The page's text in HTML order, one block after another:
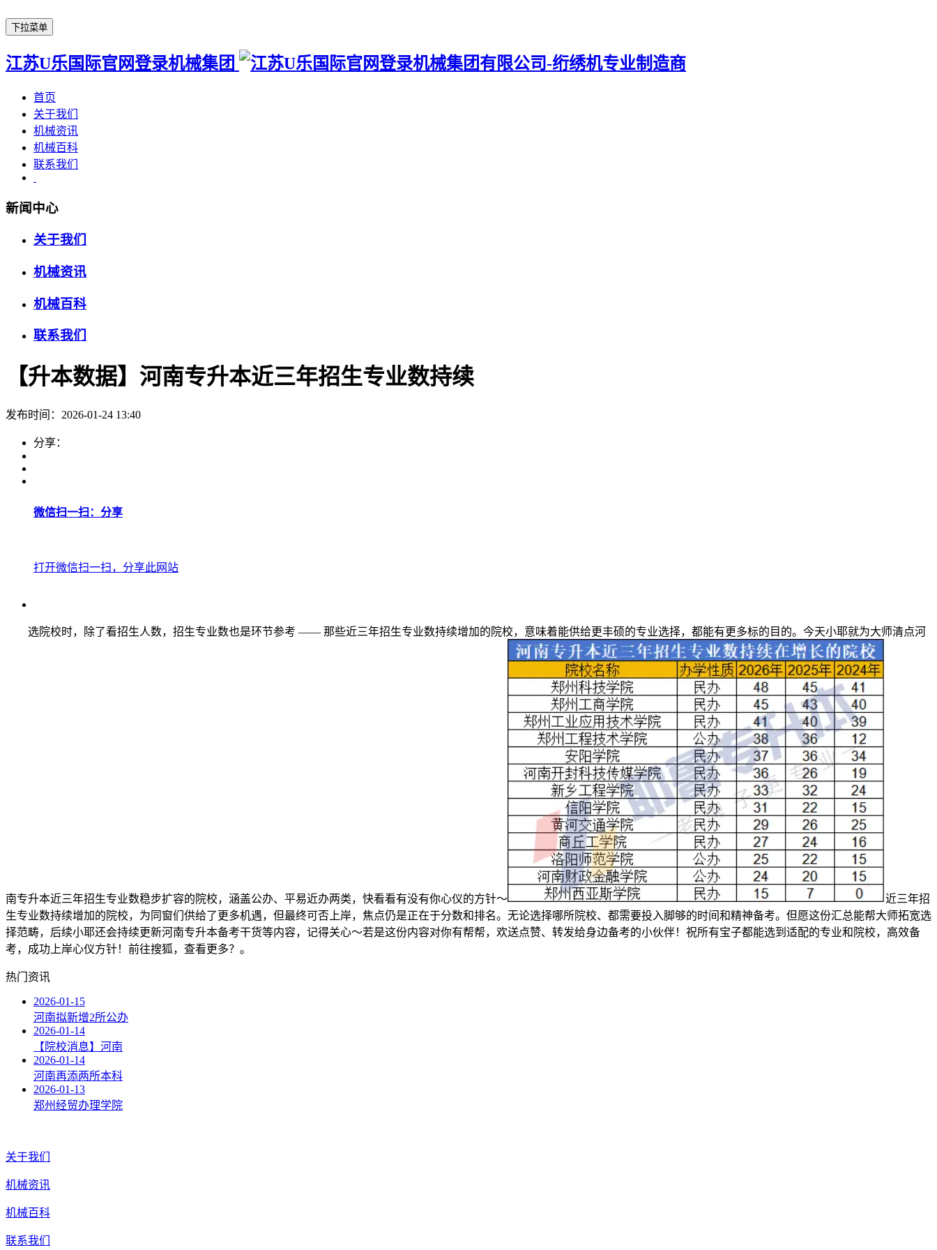
下拉菜单
江苏U乐国际官网登录机械集团
首页
关于我们
机械资讯
机械百科
联系我们
新闻中心
关于我们
机械资讯
机械百科
联系我们
【升本数据】河南专升本近三年招生专业数持续
发布时间：2026-01-24 13:40
分享：
微信扫一扫：分享
打开微信扫一扫，分享此网站
选院校时，除了看招生人数，招生专业数也是环节参考 —— 那些近三年招生专业数持续增加的院校，意味着能供给更丰硕的专业选择，都能有更多标的目的。今天小耶就为大师清点河
南专升本近三年招生专业数稳步扩容的院校，涵盖公办、平易近办两类，快看看有没有你心仪的方针～
近三年招
生专业数持续增加的院校，为同窗们供给了更多机遇，但最终可否上岸，焦点仍是正在于分数和排名。无论选择哪所院校、都需要投入脚够的时间和精神备考。但愿这份汇总能帮大师拓宽选
择范畴，后续小耶还会持续更新河南专升本备考干货等内容，记得关心～若是这份内容对你有帮帮，欢送点赞、转发给身边备考的小伙伴！祝所有宝子都能选到适配的专业和院校，高效备
考，成功上岸心仪方针！前往搜狐，查看更多？。
热门资讯
2026-01-15
河南拟新增2所公办
2026-01-14
【院校消息】河南
2026-01-14
河南再添两所本科
2026-01-13
郑州经贸办理学院
关于我们
机械资讯
机械百科
联系我们